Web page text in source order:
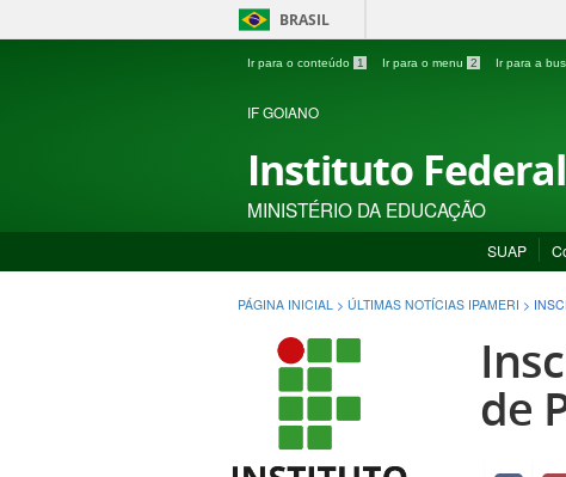
BRASIL
Ir para o conteúdo 1 Ir para o menu 2 Ir para a
IF GOIANO
Instituto
MINISTÉRIO DA EDUCAÇÃO
SUAP
PÁGINA INICIAL > ÚLTIMAS NOTÍCIAS IPAMERI >
de